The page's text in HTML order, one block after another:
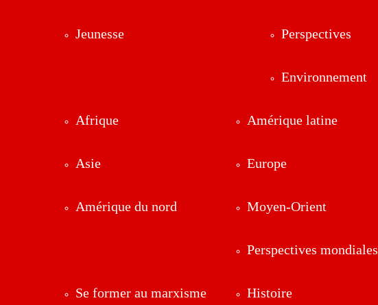
Jeunesse Perspectives
Environnement
Afrique
Asie
Amérique du nord
Amérique latine
Europe
Moyen-Orient
Perspectives mondiales
Se former au marxisme Histoire